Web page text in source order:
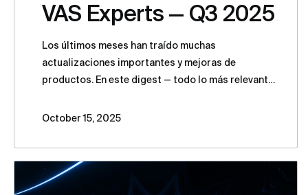
VAS Experts — Q3 2025
Los últimos meses han traído muchas
actualizaciones importantes y mejoras de
productos. En este digest — todo lo más relevante
October 15, 2025